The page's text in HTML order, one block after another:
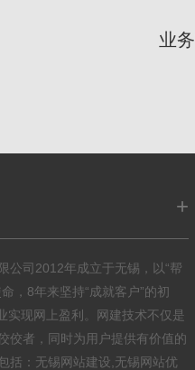
业
+
公司2012年成立于无锡，以“帮
，8年来坚持“成就客户”的初
实现网上盈利。网建技术不仅是
佼者，同时为用户提供有价值的
括：无锡网站建设,无锡网站优